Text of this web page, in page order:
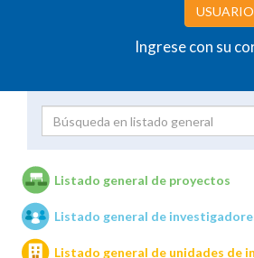
Ingrese con su
Unidades de investigación
Listado general de proyectos
Listado general de
Listado general de unidades de